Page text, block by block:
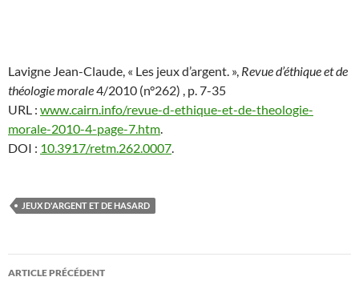
Lavigne Jean-Claude, « Les jeux d’argent. », Revue d’éthique et de
théologie morale4/2010 (n°262) , p. 7-35
URL : www.cairn.info/revue-d-ethique-et-de-theologie-
morale-2010-4-page-7.htm.
DOI : 10.3917/retm.262.0007.
JEUX D'ARGENT ET DE HASARD
Navigation
ARTICLE PRÉCÉDENT